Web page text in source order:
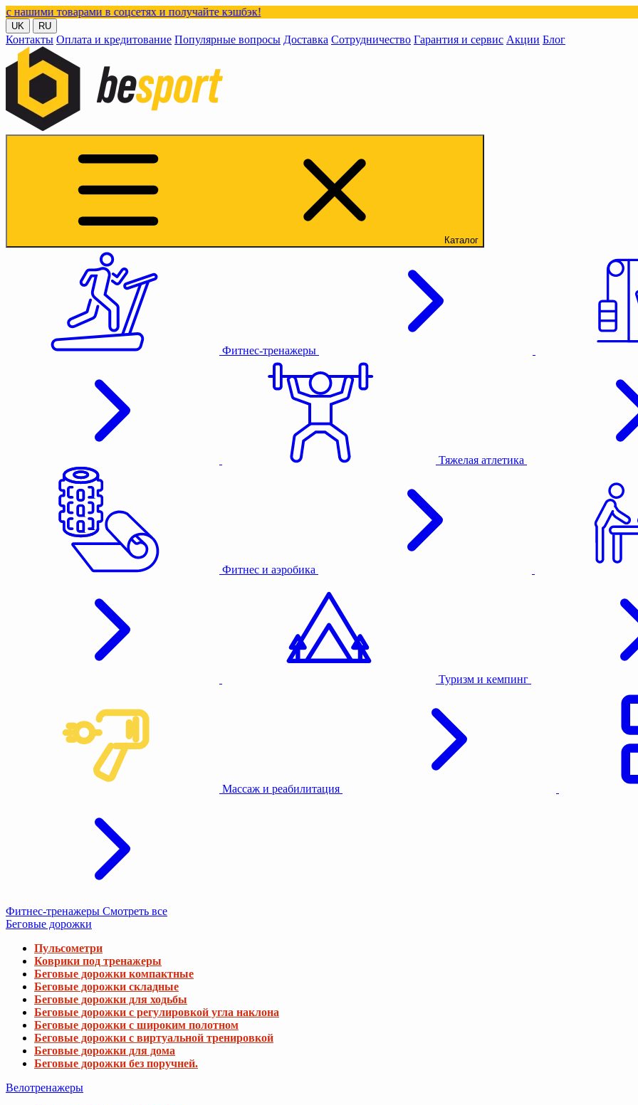
в соцсетях и получайте кэшбэк!
UK RU
Контакты Оплата и кредитование Популярные вопросы Доставка Сотрудничество Гарантия и сервис Акции Блог
Каталог
Фитнес-тренажеры
Тяжелая атлетика
Фитнес и аэробика
Туризм и кемпинг
Массаж и реабилитация
Фитнес-тренажеры Смотреть все
Беговые дорожки
Пульсометри
Коврики под тренажеры
Беговые дорожки компактные
Беговые дорожки складные
Беговые дорожки для ходьбы
Беговые дорожки с регулировкой угла наклона
Беговые дорожки с широким полотном
Беговые дорожки с виртуальной тренировкой
Беговые дорожки для дома
Беговые дорожки без поручней.
Велотренажеры